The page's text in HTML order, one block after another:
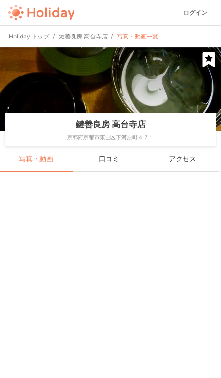
ログイン
Holiday トップ 鍵善良房 高台寺店 写真・動画一覧
鍵善良房 高台寺店
京都府京都市東山区下河原町４７１
写真・動画 口コミ アクセス